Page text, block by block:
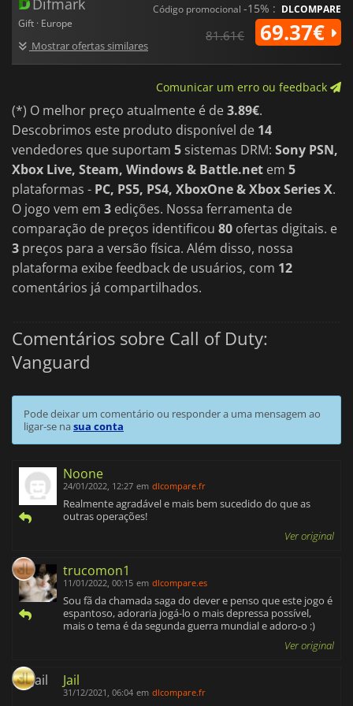
Difmark
Gift · Europe
Mostrar ofertas similares
Código promocional -15% : DLCOMPARE
81.61€ 69.37€
Comunicar um erro ou feedback
(*) O melhor preço atualmente é de3.89€.
Descobrimos este produto disponível de 14
vendedores que suportam 5 sistemas DRM: Sony PSN,
Xbox Live, Steam, Windows & Battle.net em 5
plataformas - PC, PS5, PS4, XboxOne & Xbox Series X.
O jogo vem em 3 edições. Nossa ferramenta de
comparação de preços identificou 80 ofertas digitais. e
3 preços para a versão física. Além disso, nossa
plataforma exibe feedback de usuários, com 12
comentários já compartilhados.
Comentários sobre Call of Duty:
Vanguard
Pode deixar um comentário ou responder a uma mensagem ao
ligar-se nasua conta
Noone
24/01/2022, 12:27 em dlcompare.fr
Realmente agradável e mais bem sucedido do que as
outras operações!
Ver original
trucomon1
11/01/2022, 00:15 em dlcompare.es
Sou fã da chamada saga do dever e penso que este jogo é
espantoso, adoraria jogá-lo o mais depressa possível,
mais o tema é da segunda guerra mundial e adoro-o :)
Ver original
Jail
31/12/2021, 06:04 em dlcompare.fr